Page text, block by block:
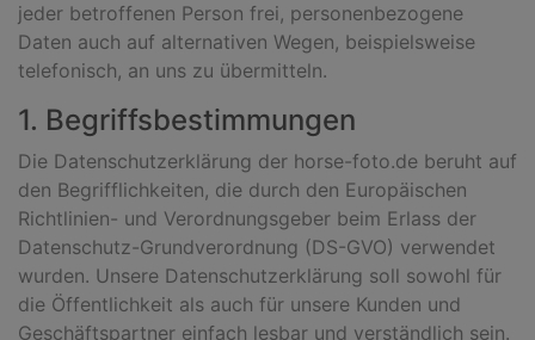
jeder betroffenen Person frei, personenbezogene
Daten auch auf alternativen Wegen, beispielsweise
telefonisch, an uns zu übermitteln.
1. Begriffsbestimmungen
Die Datenschutzerklärung der horse-foto.de beruht auf
den Begrifflichkeiten, die durch den Europäischen
Richtlinien- und Verordnungsgeber beim Erlass der
Datenschutz-Grundverordnung (DS-GVO) verwendet
wurden. Unsere Datenschutzerklärung soll sowohl für
die Öffentlichkeit als auch für unsere Kunden und
Geschäftspartner einfach lesbar und verständlich sein.